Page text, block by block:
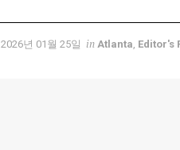
2026년 01월 25일 in Atlanta Editor's